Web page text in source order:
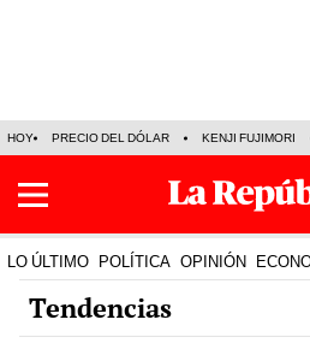
HOY PRECIO DEL DÓLAR KENJI FUJIMORI
LO ÚLTIMO POLÍTICA OPINIÓN
Tendencias